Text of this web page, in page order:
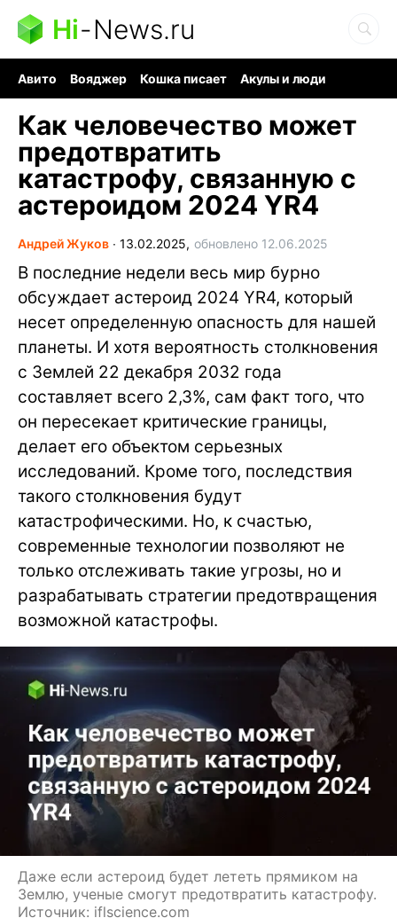
Hi-News.ru
Авито Вояджер Кошка писает
Акулы и люди
Как человечество может
предотвратить
катастрофу, связанную с
астероидом 2024 YR4
Андрей Жуков ∙ 13.02.2025, обновлено 12.06.2025
В последние недели весь мир бурно
обсуждает астероид 2024 YR4, который
несет определенную опасность для нашей
планеты. И хотя вероятность столкновения
с Землей 22 декабря 2032 года
составляет всего 2,3%, сам факт того, что
он пересекает критические границы,
делает его объектом серьезных
исследований. Кроме того, последствия
такого столкновения будут
катастрофическими. Но, к счастью,
современные технологии позволяют не
только отслеживать такие угрозы, но и
разрабатывать стратегии предотвращения
возможной катастрофы.
Даже если астероид будет лететь прямиком на
Землю, ученые смогут предотвратить катастрофу.
Источник: iflscience.com